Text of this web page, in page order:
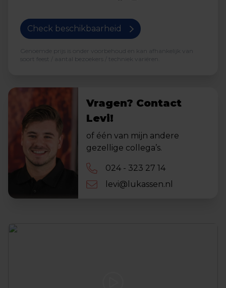
Check beschikbaarheid
Genoemde prijs is onder voorbehoud en kan afhankelijk van
soort feest / aantal bezoekers / techniek variëren.
Vragen? Contact
Levi!
of één van mijn andere
gezellige collega’s.
024 - 323 27 14
levi@lukassen.nl